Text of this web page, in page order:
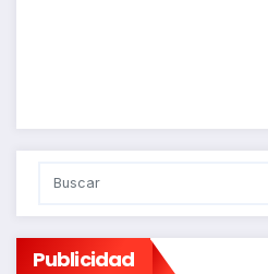
Publicidad